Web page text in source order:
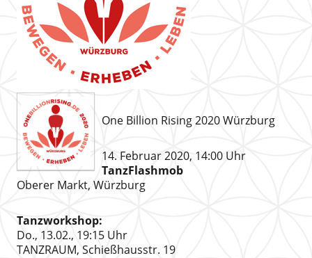
One Billion Rising 2020 Würzburg
14. Februar 2020, 14:00 Uhr
TanzFlashmob
Oberer Markt, Würzburg
Tanzworkshop:
Do., 13.02., 19:15 Uhr
TANZRAUM, Schießhausstr. 19